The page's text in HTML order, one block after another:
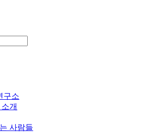
구소
개
사람들